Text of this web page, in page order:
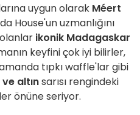
uygun olarak Méert
House'un uzmanlığını
ikonik Madagaskar
keyfini çok iyi bilirler,
tıpkı waffle'lar gibi
altınsarısı rengindeki
önüne seriyor.